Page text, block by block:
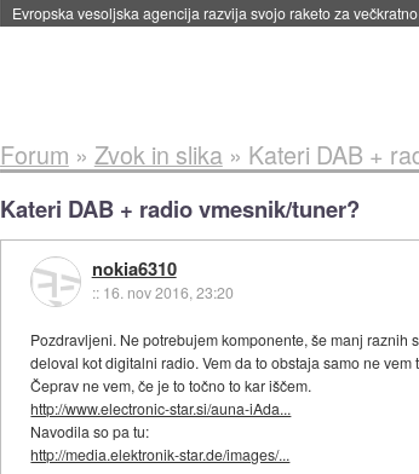
Na lingvistični olimpijadi letos brez medalj::4. avg 2026 ob
Forum » Zvok in slika» Kateri DAB +
Kateri DAB + radio vmesnik/tuner?
nokia6310
:: 16. nov 2016, 23:20
Pozdravljeni. Ne potrebujem komponente, še manj
deloval kot digitalni radio. Vem da to obstaja samo ne
Čeprav ne vem, če je to točno to kar iščem.
http://www.electronic-star.si/auna-iAda...
Navodila so pa tu:
http://media.elektronik-star.de/images/...